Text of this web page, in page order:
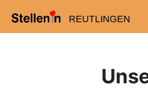
REUTLINGEN